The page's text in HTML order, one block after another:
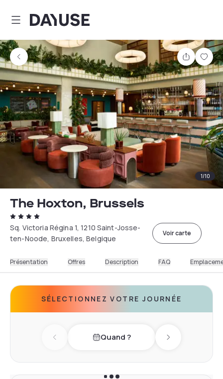
Dayuse
Partager
1/10
The Hoxton, Brussels
Sq. Victoria Régina 1, 1210 Saint-Josse-
ten-Noode, Bruxelles, Belgique
Voir carte
Présentation Offres Description FAQ
SÉLECTIONNEZ VOTRE JOURNÉE
Previous dayQuand ? Next day